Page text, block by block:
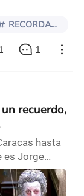
RECORDANDOMIINFANCIA
1 1
recuerdo,
hasta
es Jorge
siete años
en el cine